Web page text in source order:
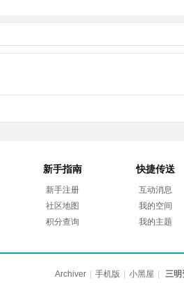
新手指南
新手注册
社区地图
积分查询
快捷传送
互动消息
我的空间
我的主题
Archiver 手机版 小黑屋 三明